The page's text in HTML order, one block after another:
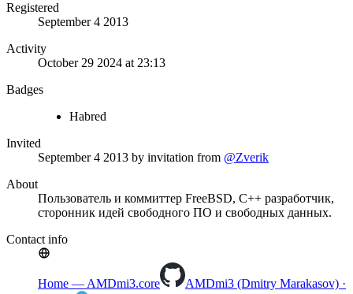
Registered
September 4 2013
Activity
October 29 2024 at 23:13
Badges
Habred
Invited
September 4 2013 by invitation from @Zverik
About
Пользователь и коммиттер FreeBSD, C++ разработчик,
сторонник идей свободного ПО и свободных данных.
Contact info
Home — AMDmi3.core
AMDmi3 (Dmitry Marakasov) ·